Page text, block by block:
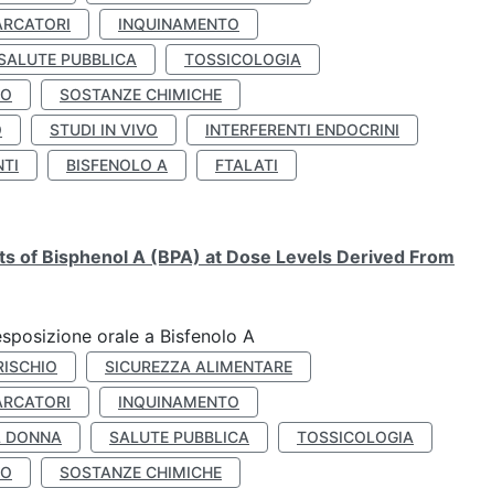
INQUINAMENTO
PUBBLICA
TOSSICOLOGIA
SOSTANZE CHIMICHE
STUDI IN VIVO
INTERFERENTI ENDOCRINI
BISFENOLO A
FTALATI
of Bisphenol A (BPA) at Dose Levels Derived From
orale a Bisfenolo A
SICUREZZA ALIMENTARE
INQUINAMENTO
DONNA SALUTE PUBBLICA
TOSSICOLOGIA
SOSTANZE CHIMICHE